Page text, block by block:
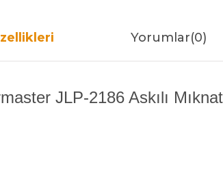
Yorumlar(0)
JLP-2186 Askılı